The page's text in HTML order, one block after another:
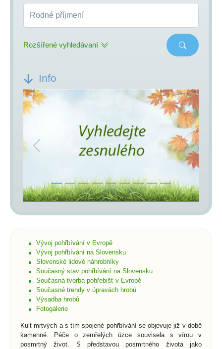
Rodné příjmení
Rozšířené vyhledávaní
Info
Previous Next
Vývoj pohřbívání v Evropě
Vývoj pohřbívání na Slovensku
Slovenské lidové náhrobníky
Současný stav pohřbívání na Slovensku
Současná tvorba pohřebišť v Evropě
Současné trendy v úpravách hrobů
Výsadba hrobů
Fotogalerie
Kult mrtvých a s tím spojené pohřbívání se objevuje již v době
kamenné. Péče o zemřelých úzce souvisela s vírou v
posmrtný život. S představou posmrtného života jako